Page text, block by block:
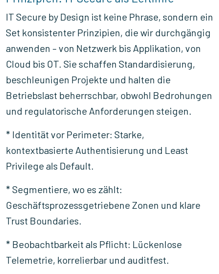
IT Secure by Design ist keine Phrase, sondern ein
Set konsistenter Prinzipien, die wir durchgängig
anwenden – von Netzwerk bis Applikation, von
Cloud bis OT. Sie schaffen Standardisierung,
beschleunigen Projekte und halten die
Betriebslast beherrschbar, obwohl Bedrohungen
und regulatorische Anforderungen steigen.
* Identität vor Perimeter: Starke,
kontextbasierte Authentisierung und Least
Privilege als Default.
* Segmentiere, wo es zählt:
Geschäftsprozessgetriebene Zonen und klare
Trust Boundaries.
* Beobachtbarkeit als Pflicht: Lückenlose
Telemetrie, korrelierbar und auditfest.